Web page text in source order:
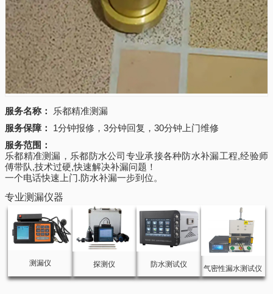
服务名称：
乐都精准测漏
服务保障：
1分钟报修，3分钟回复，30分钟上门维修
服务范围：
乐都精准测漏，乐都防水公司专业承接各种防水补漏工程,经验师
傅带队,技术过硬,快速解决补漏问题！
一个电话快速上门.防水补漏一步到位。
专业测漏仪器
测漏仪 探测仪 防水测试仪
气密性漏水测试仪